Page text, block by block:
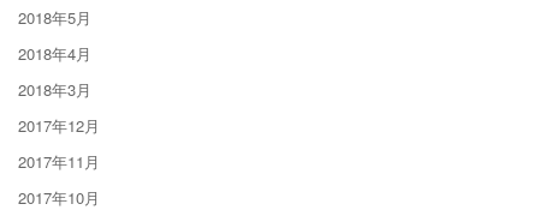
2018年5月
2018年4月
2018年3月
2017年12月
2017年11月
2017年10月